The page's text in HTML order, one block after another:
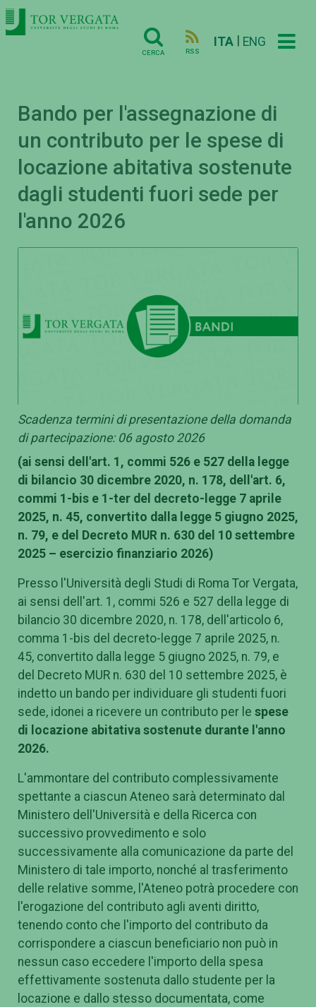
CERCA RSS
ITA ENG
Bando per l'assegnazione di
un contributo per le spese di
locazione abitativa sostenute
dagli studenti fuori sede per
l'anno 2026
Scadenza termini di presentazione della domanda
di partecipazione: 06 agosto 2026
(ai sensi dell'art. 1, commi 526 e 527 della legge
di bilancio 30 dicembre 2020, n. 178, dell'art. 6,
commi 1-bis e 1-ter del decreto-legge 7 aprile
2025, n. 45, convertito dalla legge 5 giugno 2025,
n. 79, e del Decreto MUR n. 630 del 10 settembre
2025 – esercizio finanziario 2026)
Presso l'Università degli Studi di Roma Tor Vergata,
ai sensi dell'art. 1, commi 526 e 527 della legge di
bilancio 30 dicembre 2020, n. 178, dell'articolo 6,
comma 1-bis del decreto-legge 7 aprile 2025, n.
45, convertito dalla legge 5 giugno 2025, n. 79, e
del Decreto MUR n. 630 del 10 settembre 2025, è
indetto un bando per individuare gli studenti fuori
sede, idonei a ricevere un contributo per le spese
di locazione abitativa sostenute durante l'anno
2026.
L'ammontare del contributo complessivamente
spettante a ciascun Ateneo sarà determinato dal
Ministero dell'Università e della Ricerca con
successivo provvedimento e solo
successivamente alla comunicazione da parte del
Ministero di tale importo, nonché al trasferimento
delle relative somme, l'Ateneo potrà procedere con
l'erogazione del contributo agli aventi diritto,
tenendo conto che l'importo del contributo da
corrispondere a ciascun beneficiario non può in
nessun caso eccedere l'importo della spesa
effettivamente sostenuta dallo studente per la
locazione e dallo stesso documentata, come